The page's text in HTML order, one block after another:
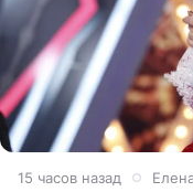
15 часов назад